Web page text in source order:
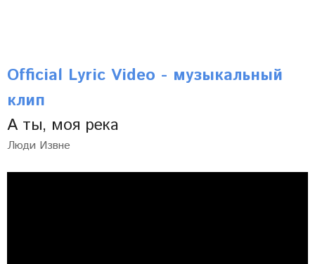
Official Lyric Video - музыкальный
клип
А ты, моя река
Люди Извне